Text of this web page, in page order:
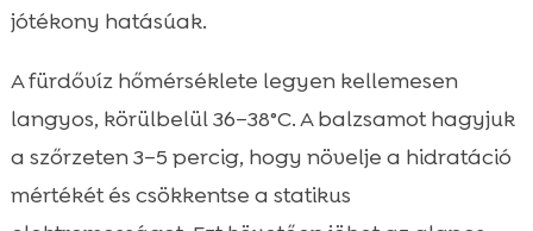
jótékony hatásúak.
A fürdővíz hőmérséklete legyen kellemesen
langyos, körülbelül 36–38°C. A balzsamot hagyjuk
a szőrzeten 3–5 percig, hogy növelje a hidratáció
mértékét és csökkentse a statikus